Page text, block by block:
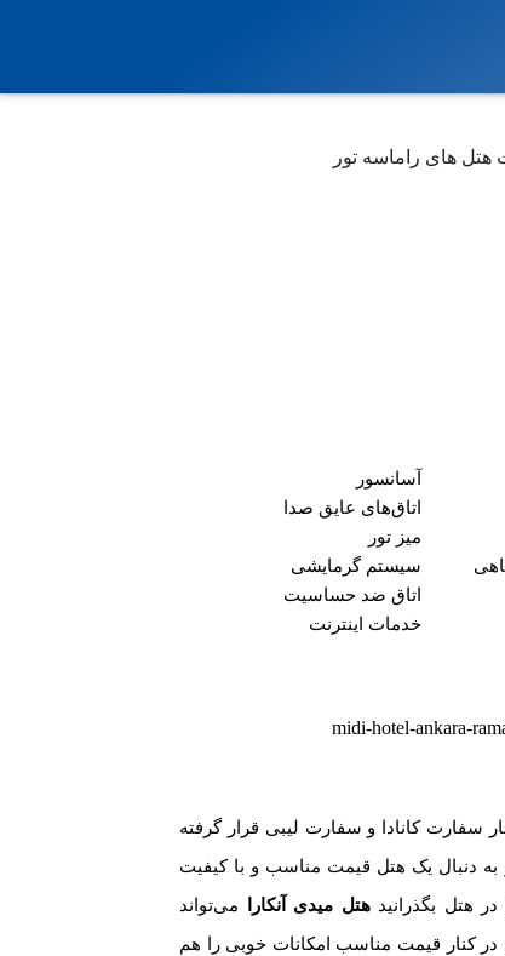
های راماسه تور
آسانسور
اتاق‌های عایق صدا
میز تور
سیستم گرمایشی
اتاق ضد حساسیت
خدمات اینترنت
سفارت کانادا و سفارت لیبی قرار گرفته
به دنبال یک هتل قیمت مناسب و با کیفیت
هتل بگذرانیدهتل میدی آنکارا
می‌تواند
در کنار قیمت مناسب امکانات خوبی را هم